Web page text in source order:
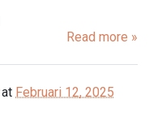
Read more »
at Februari 12, 2025